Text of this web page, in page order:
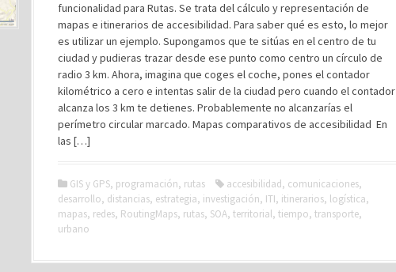
funcionalidad para Rutas. Se trata del cálculo y representación de
mapas e itinerarios de accesibilidad. Para saber qué es esto, lo mejor
es utilizar un ejemplo. Supongamos que te sitúas en el centro de tu
ciudad y pudieras trazar desde ese punto como centro un círculo de
radio 3 km. Ahora, imagina que coges el coche, pones el contador
kilométrico a cero e intentas salir de la ciudad pero cuando el contador
alcanza los 3 km te detienes. Probablemente no alcanzarías el
perímetro circular marcado. Mapas comparativos de accesibilidad En
las […]
GIS y GPS, programación, rutas accesibilidad, comunicaciones,
desarrollo, distancias, estrategia, investigación, ITI, itinerarios, logística,
mapas, redes, RoutingMaps, rutas, SOA, territorial, tiempo, transporte,
urbano